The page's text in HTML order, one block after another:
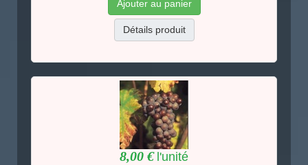
Ajouter au panier
Détails produit
8,00 € l'unité